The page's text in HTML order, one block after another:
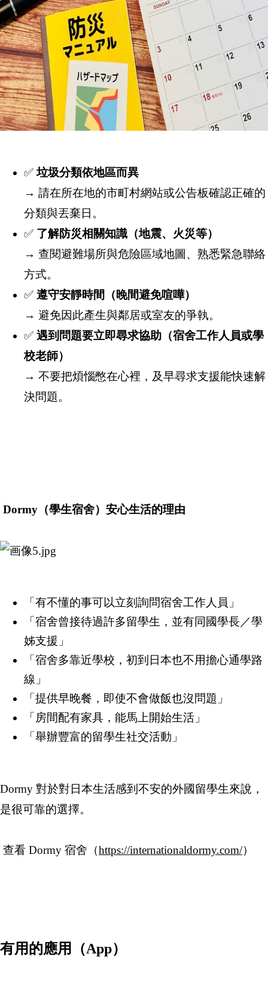
✅垃圾分類依地區而異
→ 請在所在地的市町村網站或公告板確認正確的
分類與丟棄日。
✅ 了解防災相關知識（地震、火災等）
→ 查閱避難場所與危險區域地圖、熟悉緊急聯絡
方式。
✅ 遵守安靜時間（晚間避免喧嘩）
→ 避免因此產生與鄰居或室友的爭執。
✅ 遇到問題要立即尋求協助（宿舍工作人員或學
校老師）
→ 不要把煩惱憋在心裡，及早尋求支援能快速解
決問題。
Dormy （學生宿舍）安心生活的理由
「有不懂的事可以立刻詢問宿舍工作人員」
「宿舍曾接待過許多留學生，並有同國學長／學
姊支援」
「宿舍多靠近學校，初到日本也不用擔心通學路
線」
「提供早晚餐，即使不會做飯也沒問題」
「房間配有家具，能馬上開始生活」
「舉辦豐富的留學生社交活動」
Dormy 對於對日本生活感到不安的外國留學生來說，
是很可靠的選擇。
查看 Dormy 宿舍（https://internationaldormy.com/）
有用的應用（App）